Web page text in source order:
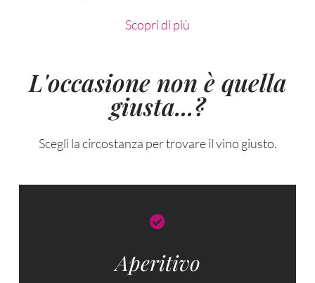
Scopri di più
L'occasione non è quella
giusta...?
Scegli la circostanza per trovare il vino giusto.
Aperitivo